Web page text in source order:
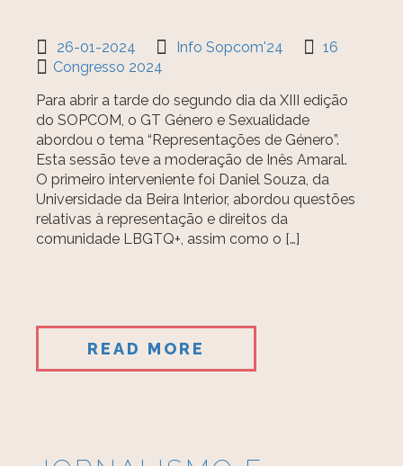
26-01-2024 Info Sopcom'24
16
Congresso 2024
Para abrir a tarde do segundo dia da XIII edição
do SOPCOM, o GT Género e Sexualidade
abordou o tema “Representações de Género”.
Esta sessão teve a moderação de Inês Amaral.
O primeiro interveniente foi Daniel Souza, da
Universidade da Beira Interior, abordou questões
relativas à representação e direitos da
comunidade LBGTQ+, assim como o […]
READ MORE